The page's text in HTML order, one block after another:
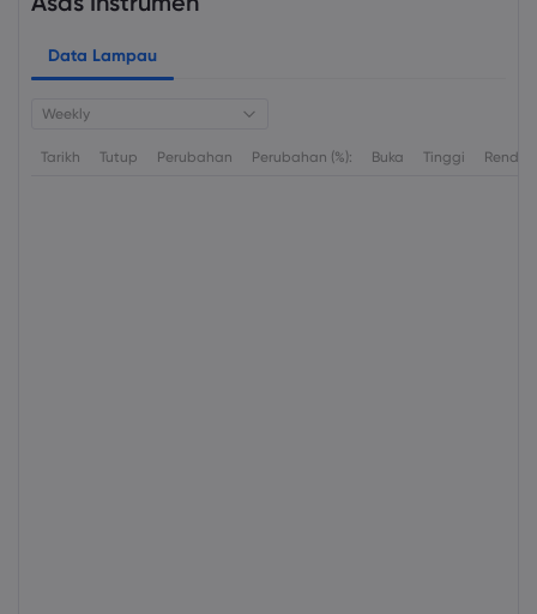
Data Lampau
Weekly
Tarikh Tutup Perubahan Perubahan (%): Buka Tinggi Rendah